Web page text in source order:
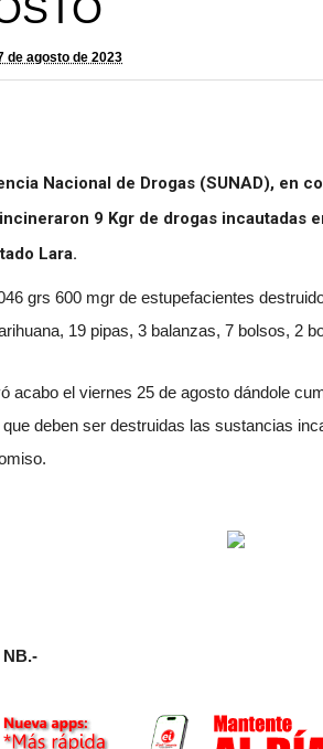
de agosto de 2023
Nacional de Drogas (SUNAD), en
incineraron 9 Kgr de drogas incautadas
Lara.
grs 600 mgr de estupefacientes
19 pipas, 3 balanzas, 7 bolsos, 2
acabo el viernes 25 de agosto dándole
deben ser destruidas las sustancias